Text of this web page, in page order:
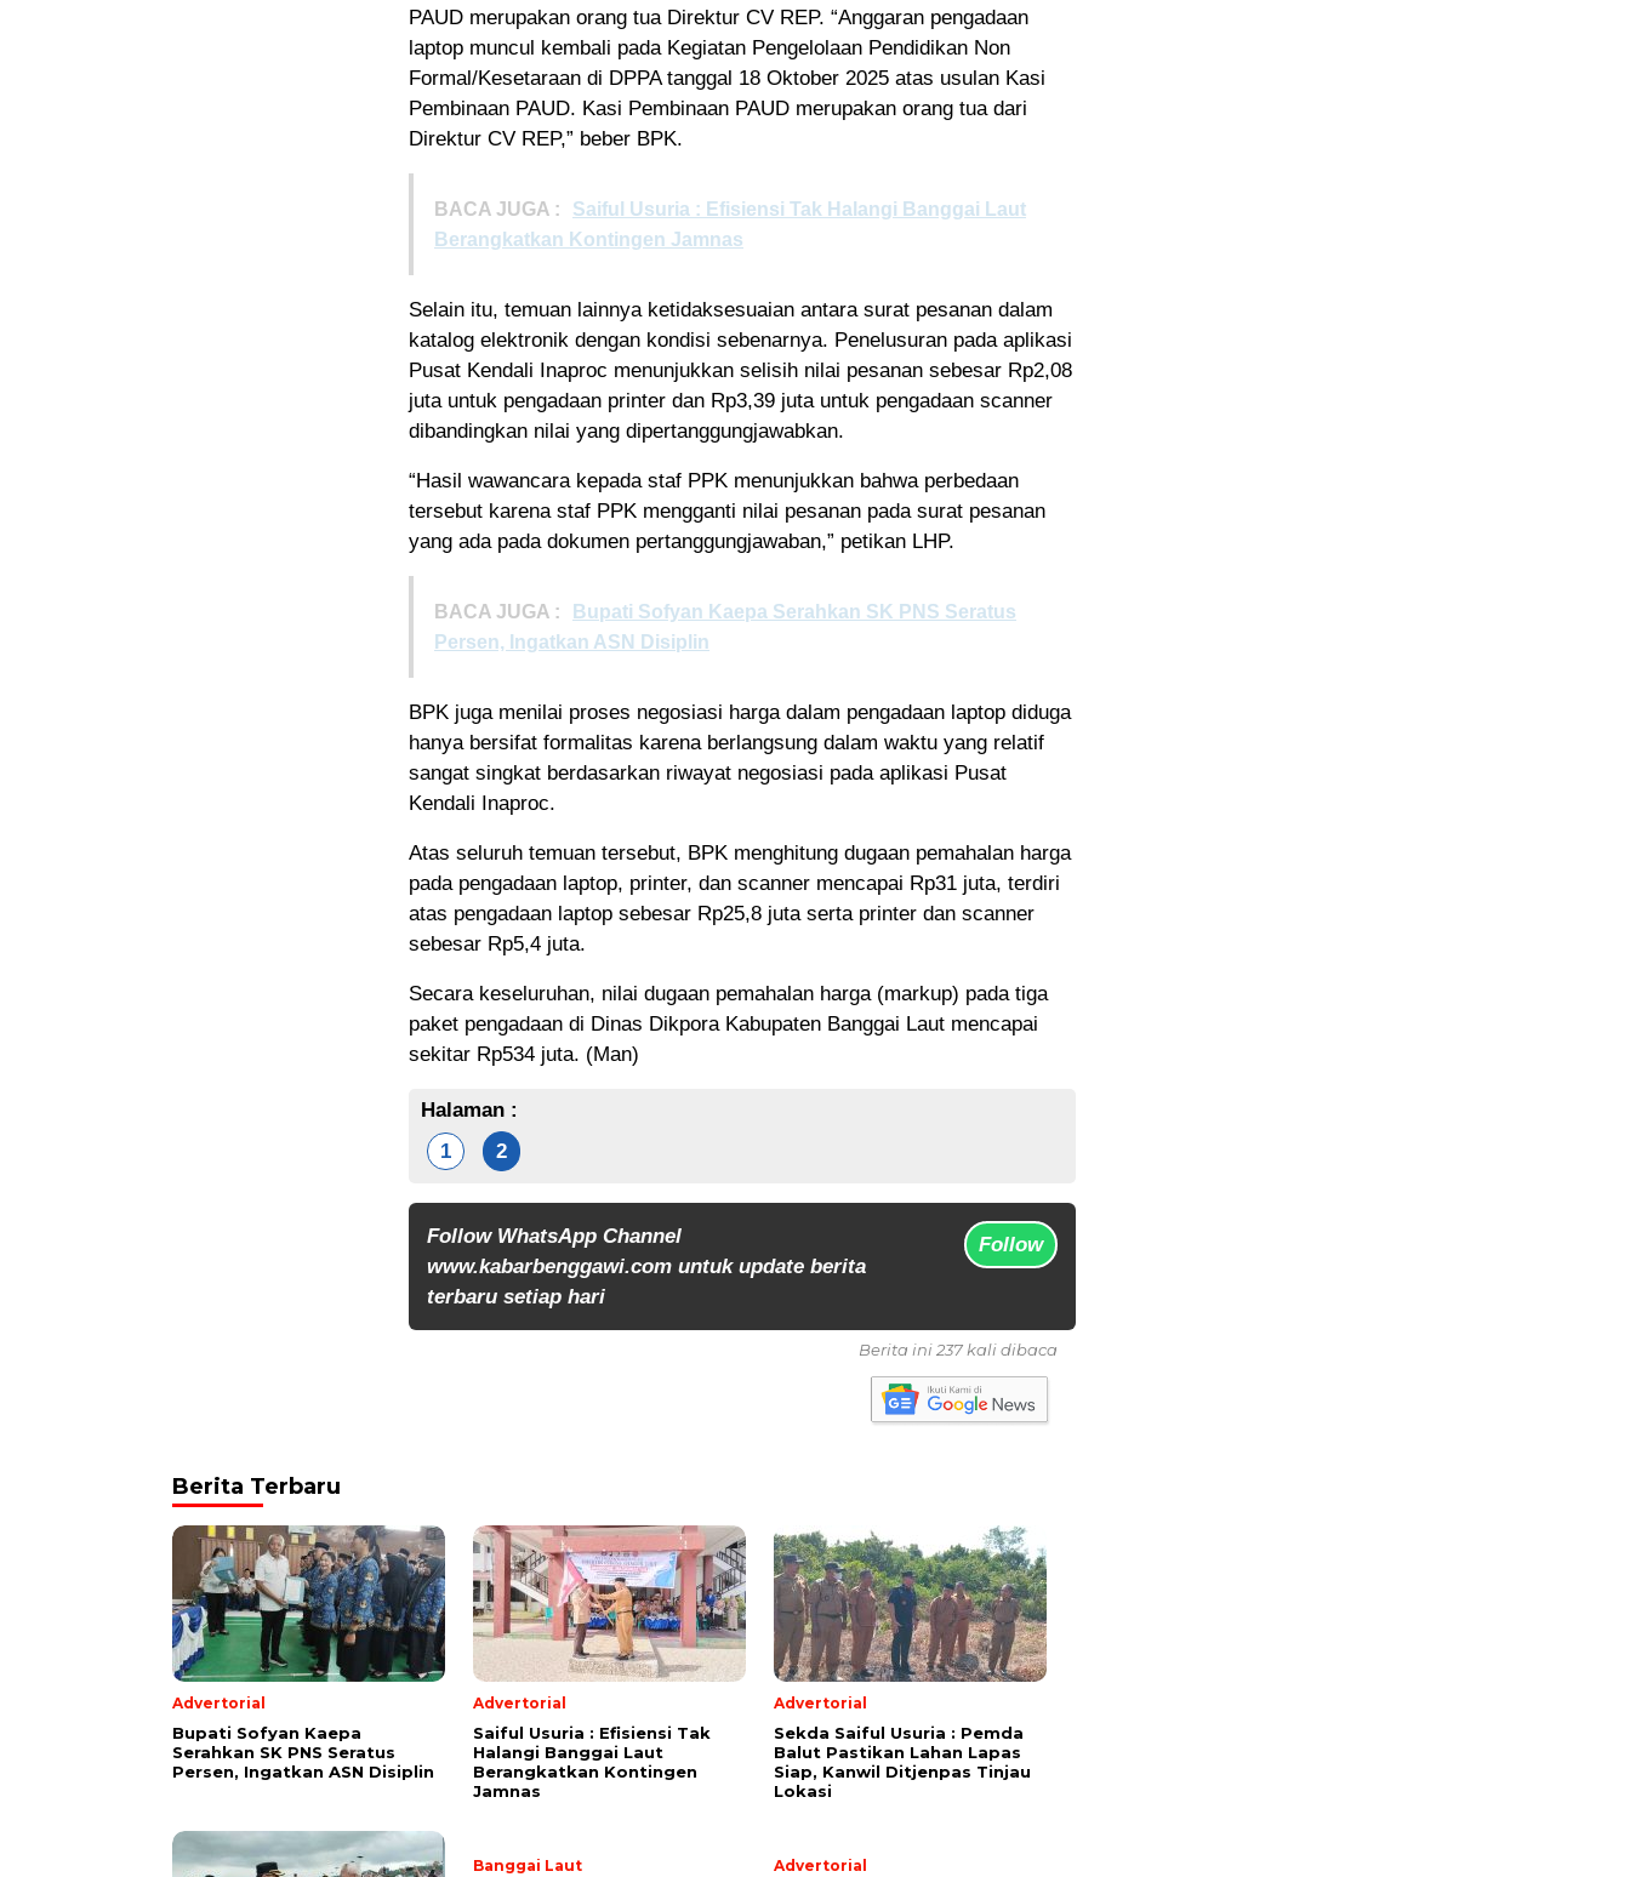
PAUD merupakan orang tua Direktur CV REP. “Anggaran pengadaan
laptop muncul kembali pada Kegiatan Pengelolaan Pendidikan Non
Formal/Kesetaraan di DPPA tanggal 18 Oktober 2025 atas usulan Kasi
Pembinaan PAUD. Kasi Pembinaan PAUD merupakan orang tua dari
Direktur CV REP,” beber BPK.
BACA JUGA :
Saiful Usuria : Efisiensi Tak Halangi Banggai Laut
Berangkatkan Kontingen Jamnas
Selain itu, temuan lainnya ketidaksesuaian antara surat pesanan dalam
katalog elektronik dengan kondisi sebenarnya. Penelusuran pada aplikasi
Pusat Kendali Inaproc menunjukkan selisih nilai pesanan sebesar Rp2,08
juta untuk pengadaan printer dan Rp3,39 juta untuk pengadaan scanner
dibandingkan nilai yang dipertanggungjawabkan.
“Hasil wawancara kepada staf PPK menunjukkan bahwa perbedaan
tersebut karena staf PPK mengganti nilai pesanan pada surat pesanan
yang ada pada dokumen pertanggungjawaban,” petikan LHP.
BACA JUGA :
Bupati Sofyan Kaepa Serahkan SK PNS Seratus
Persen, Ingatkan ASN Disiplin
BPK juga menilai proses negosiasi harga dalam pengadaan laptop diduga
hanya bersifat formalitas karena berlangsung dalam waktu yang relatif
sangat singkat berdasarkan riwayat negosiasi pada aplikasi Pusat
Kendali Inaproc.
Atas seluruh temuan tersebut, BPK menghitung dugaan pemahalan harga
pada pengadaan laptop, printer, dan scanner mencapai Rp31 juta, terdiri
atas pengadaan laptop sebesar Rp25,8 juta serta printer dan scanner
sebesar Rp5,4 juta.
Secara keseluruhan, nilai dugaan pemahalan harga (markup) pada tiga
paket pengadaan di Dinas Dikpora Kabupaten Banggai Laut mencapai
sekitar Rp534 juta. (Man)
Halaman :
1
2
Follow WhatsApp Channel
www.kabarbenggawi.com untuk update berita
terbaru setiap hari
Follow
Berita ini 237 kali dibaca
Berita Terbaru
Advertorial
Bupati Sofyan Kaepa
Serahkan SK PNS Seratus
Persen, Ingatkan ASN Disiplin
Advertorial
Saiful Usuria : Efisiensi Tak
Halangi Banggai Laut
Berangkatkan Kontingen
Jamnas
Advertorial
Sekda Saiful Usuria : Pemda
Balut Pastikan Lahan Lapas
Siap, Kanwil Ditjenpas Tinjau
Lokasi
Banggai Laut Advertorial